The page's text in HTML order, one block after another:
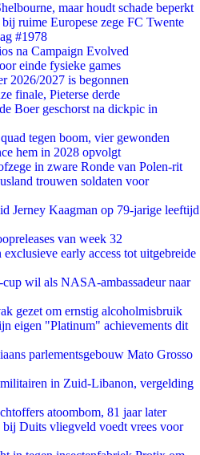
maar houdt schade beperkt
ruime Europese zege FC Twente
#1978
na Campaign Evolved
einde fysieke games
2026/2027 is begonnen
finale, Pieterse derde
Boer geschorst na dickpic in
tegen boom, vier gewonden
hem in 2028 opvolgt
in zware Ronde van Polen-rit
trouwen soldaten voor
Jerney Kaagman op 79-jarige leeftijd
van week 32
early access tot uitgebreide
wil als NASA-ambassadeur naar
gezet om ernstig alcoholmisbruik
eigen "Platinum" achievements dit
parlementsgebouw Mato Grosso
in Zuid-Libanon, vergelding
atoombom, 81 jaar later
Duits vliegveld voedt vrees voor